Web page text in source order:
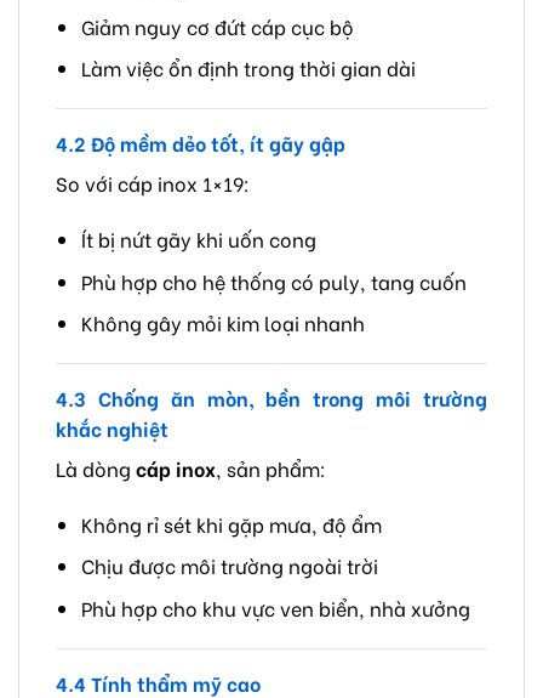
Giảm nguy cơ đứt cáp cục bộ
Làm việc ổn định trong thời gian dài
4.2 Độ mềm dẻo tốt, ít gãy gập
So với cáp inox 1×19:
Ít bị nứt gãy khi uốn cong
Phù hợp cho hệ thống có puly, tang cuốn
Không gây mỏi kim loại nhanh
4.3 Chống ăn mòn, bền trong môi trường
khắc nghiệt
Là dòng cáp inox, sản phẩm:
Không rỉ sét khi gặp mưa, độ ẩm
Chịu được môi trường ngoài trời
Phù hợp cho khu vực ven biển, nhà xưởng
4.4 Tính thẩm mỹ cao